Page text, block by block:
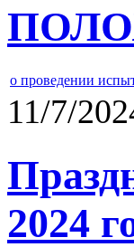
о проведении
11/7/
2024